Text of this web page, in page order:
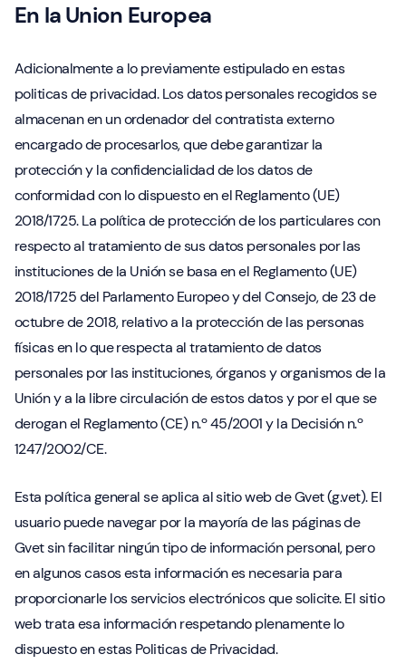
En la Union Europea
Adicionalmente a lo previamente estipulado en estas
politicas de privacidad. Los datos personales recogidos se
almacenan en un ordenador del contratista externo
encargado de procesarlos, que debe garantizar la
protección y la confidencialidad de los datos de
conformidad con lo dispuesto en el Reglamento (UE)
2018/1725. La política de protección de los particulares con
respecto al tratamiento de sus datos personales por las
instituciones de la Unión se basa en el Reglamento (UE)
2018/1725 del Parlamento Europeo y del Consejo, de 23 de
octubre de 2018, relativo a la protección de las personas
físicas en lo que respecta al tratamiento de datos
personales por las instituciones, órganos y organismos de la
Unión y a la libre circulación de estos datos y por el que se
derogan el Reglamento (CE) n.º 45/2001 y la Decisión n.º
1247/2002/CE.
Esta política general se aplica al sitio web de Gvet (g.vet). El
usuario puede navegar por la mayoría de las páginas de
Gvet sin facilitar ningún tipo de información personal, pero
en algunos casos esta información es necesaria para
proporcionarle los servicios electrónicos que solicite. El sitio
web trata esa información respetando plenamente lo
dispuesto en estas Politicas de Privacidad.